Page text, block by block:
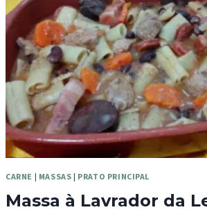
CARNE | MASSAS | PRATO PRINCIPAL
Massa à Lavrador da